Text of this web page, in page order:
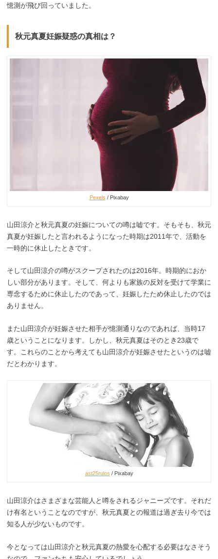
憶測が飛び回っていました。
秋元真夏妊娠疑惑の真相は？
Pexels / Pixabay
山田涼介と秋元真夏の妊娠についての噂は嘘です。そもそも、秋元
真夏が妊娠したと言われるようになった時期は2011年で、活動を
一時的に休止したときです。
そして山田涼介の噂がスクープされたのは2016年。時期的におか
しい部分があります。そして、何よりも家族の反対を受けて学業に
専念するために休止したのであって、妊娠したため休止したのでは
ありません。
また山田涼介が妊娠させた相手が憶測通りなのであれば、当時17
歳ということになります。しかし、秋元真夏はそのとき23歳で
す。これらのことから考えても山田涼介が妊娠させたというのは嘘
だとわかります。
ast25rulos / Pixabay
山田涼介はさまざまな芸能人と噂をされるジャニーズです。それだ
け有名ということなのですが、秋元真夏との報道は過ぎ去り今では
知る人が少ないものです。
今となっては山田涼介と秋元真夏の熱愛を心配する必要はなさそう